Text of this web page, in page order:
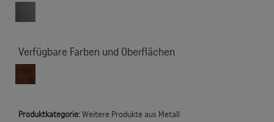
Verfügbare Farben und Oberflächen
Produktkategorie: Weitere Produkte aus Metall